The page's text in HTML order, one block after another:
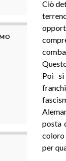
Ciò
Poi si
posta
coloro
per